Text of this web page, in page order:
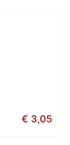
€ 3,05